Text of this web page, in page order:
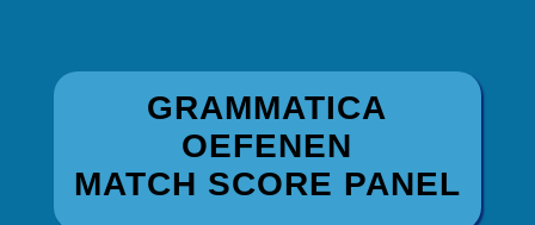
GRAMMATICA
OEFENEN
MATCH SCORE PANEL